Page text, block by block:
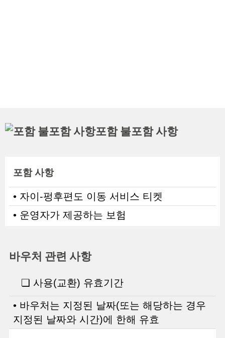
포함 불포함 사항
포함 사항
• 자이-펑후편도 이동 서비스 티켓
• 운영자가 제공하는 보험
바우처 관련 사항
❏ 사용(교환) 유효기간
• 바우처는 지정된 날짜(또는 해당하는 경우
지정된 날짜와 시간)에 한해 유효